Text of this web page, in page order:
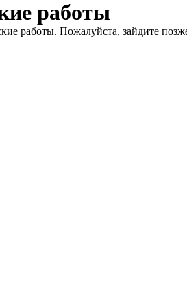
работы
работы. Пожалуйста, зайдите